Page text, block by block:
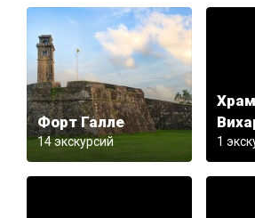
Форт Галле
14 экскурсий 1